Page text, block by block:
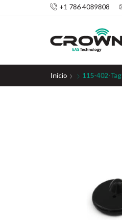
+1 786 4089808
Inicio 115-402-Tag